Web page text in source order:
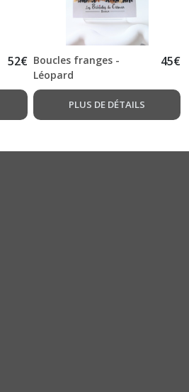
52€ Boucles franges -
Léopard
45€
PLUS DE DÉTAILS